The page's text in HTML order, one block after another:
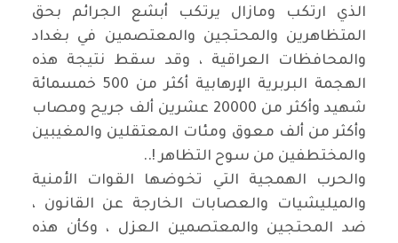
الذي ارتكب ومازال يرتكب أبشع الجرائم بحق
المتظاهرين والمحتجين والمعتصمين في بغداد
والمحافظات العراقية ، وقد سقط نتيجة هذه
الهجمة البربرية الإرهابية أكثر من 500 خمسمائة
شهيد وأكثر من 20000 عشرين ألف جريح ومصاب
وأكثر من ألف معوق ومئات المعتقلين والمغيبين
والمختطفين من سوح التظاهر !..
والحرب الهمجية التي تخوضها القوات الأمنية
والميليشيات والعصابات الخارجة عن القانون ،
ضد المحتجين والمعتصمين العزل ، وكأن هذه